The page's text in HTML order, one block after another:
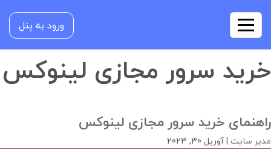
ورود به پنل
خرید سرور مجازی لینوکس
راهنمای خرید سرور مجازی لینوکس
مدیر سایت |آوریل 30, 2023